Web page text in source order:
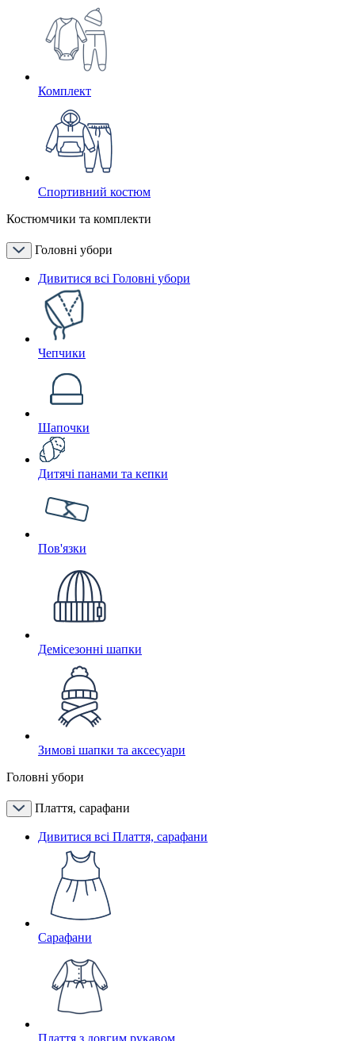
Комплект
Спортивний костюм
Костюмчики та комплекти
Головні убори
Дивитися всі Головні убори
Чепчики
Шапочки
Дитячі панами та кепки
Пов'язки
Демісезонні шапки
Зимові шапки та аксесуари
Головні убори
Плаття, сарафани
Дивитися всі Плаття, сарафани
Сарафани
Плаття з довгим рукавом